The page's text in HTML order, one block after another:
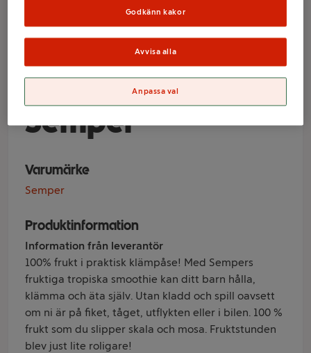
Smoothie tropisk
Äpple & mango
Från 6m 90g
Semper
Varumärke
Semper
Produktinformation
Information från leverantör
100% frukt i praktisk klämpåse! Med Sempers
fruktiga tropiska smoothie kan ditt barn hålla,
klämma och äta själv. Utan kladd och spill oavsett
om ni är på fiket, tåget, utflykten eller i bilen. 100 %
frukt som du slipper skala och mosa. Fruktstunden
blev just lite roligare!
Godkänn kakor
Avvisa alla
Anpassa val